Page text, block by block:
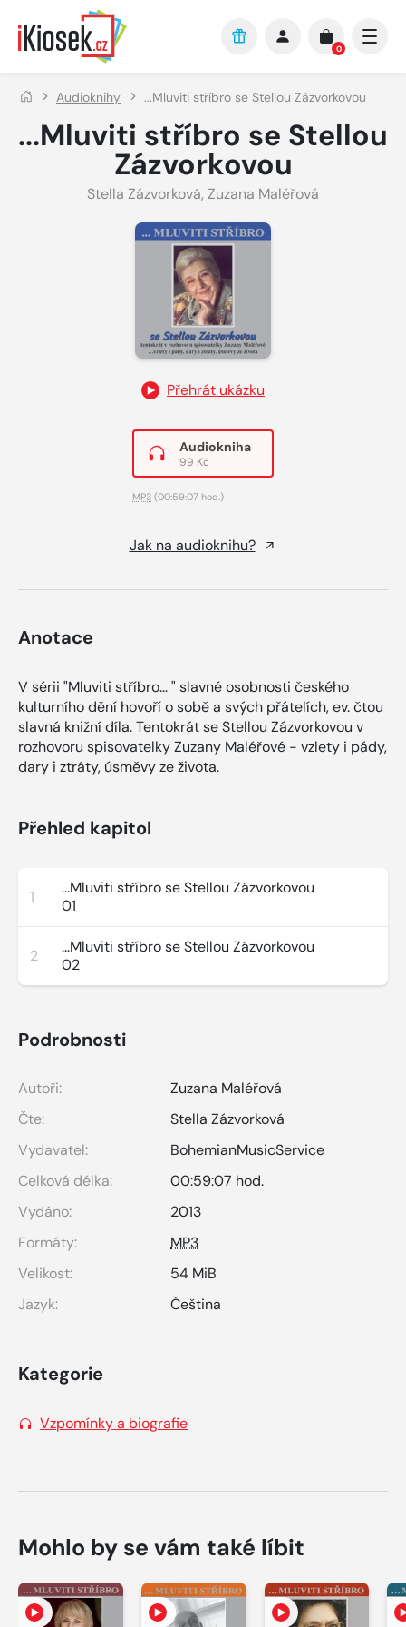
Přejít na hlavní obsah
0
Audioknihy ...Mluviti stříbro se Stellou Zázvorkovou
...Mluviti stříbro se Stellou
Zázvorkovou
Stella Zázvorková, Zuzana Maléřová
Přehrát ukázku
Audiokniha
99 Kč
MP3 (00:59:07 hod.)
Jak na audioknihu?
Anotace
V sérii "Mluviti stříbro… " slavné osobnosti českého
kulturního dění hovoří o sobě a svých přátelích, ev. čtou
slavná knižní díla. Tentokrát se Stellou Zázvorkovou v
rozhovoru spisovatelky Zuzany Maléřové - vzlety i pády,
dary i ztráty, úsměvy ze života.
Přehled kapitol
1
...Mluviti stříbro se Stellou Zázvorkovou
01
2
...Mluviti stříbro se Stellou Zázvorkovou
02
Podrobnosti
Autoři:
Zuzana Maléřová
Čte:
Stella Zázvorková
Vydavatel:
BohemianMusicService
Celková délka:
00:59:07 hod.
Vydáno:
2013
Formáty:
MP3
Velikost:
54 MiB
Jazyk:
Čeština
Kategorie
Vzpomínky a biografie
Mohlo by se vám také líbit